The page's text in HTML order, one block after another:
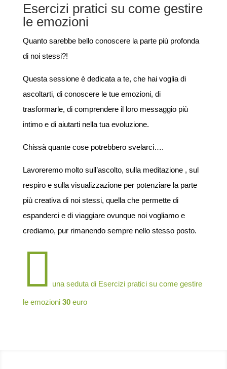
Esercizi pratici su come gestire
le emozioni
Quanto sarebbe bello conoscere la parte più profonda
di noi stessi?!
Questa sessione è dedicata a te, che hai voglia di
ascoltarti, di conoscere le tue emozioni, di
trasformarle, di comprendere il loro messaggio più
intimo e di aiutarti nella tua evoluzione.
Chissà quante cose potrebbero svelarci….
Lavoreremo molto sull’ascolto, sulla meditazione , sul
respiro e sulla visualizzazione per potenziare la parte
più creativa di noi stessi, quella che permette di
espanderci e di viaggiare ovunque noi vogliamo e
crediamo, pur rimanendo sempre nello stesso posto.
 una seduta di Esercizi pratici su come gestire
le emozioni 30euro